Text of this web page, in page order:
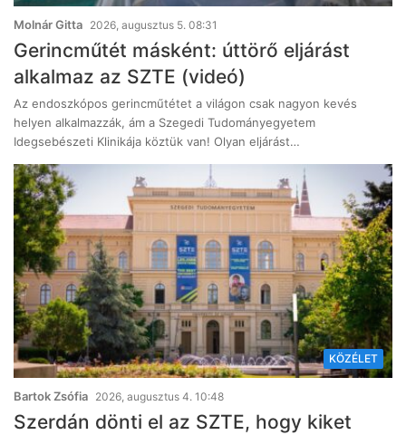
Molnár Gitta 2026, augusztus 5. 08:31
Gerincműtét másként: úttörő eljárást
alkalmaz az SZTE (videó)
Az endoszkópos gerincműtétet a világon csak nagyon kevés
helyen alkalmazzák, ám a Szegedi Tudományegyetem
Idegsebészeti Klinikája köztük van! Olyan eljárást…
KÖZÉLET
Bartok Zsófia 2026, augusztus 4. 10:48
Szerdán dönti el az SZTE, hogy kiket